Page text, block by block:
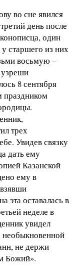
во сне явился
день после
один
у старшего из них
восьмую –
8 сентября
праздником
трех
Увидев связку
дать ему
Казанской
ему в
эта оставалась в
неделе в
увидел
необыкновенной
не держи
Божий».